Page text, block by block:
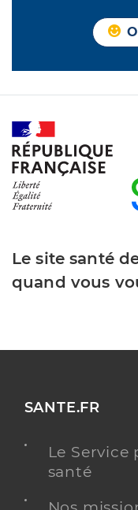
Le site santé
quand vous
SANTE.FR
Le
santé